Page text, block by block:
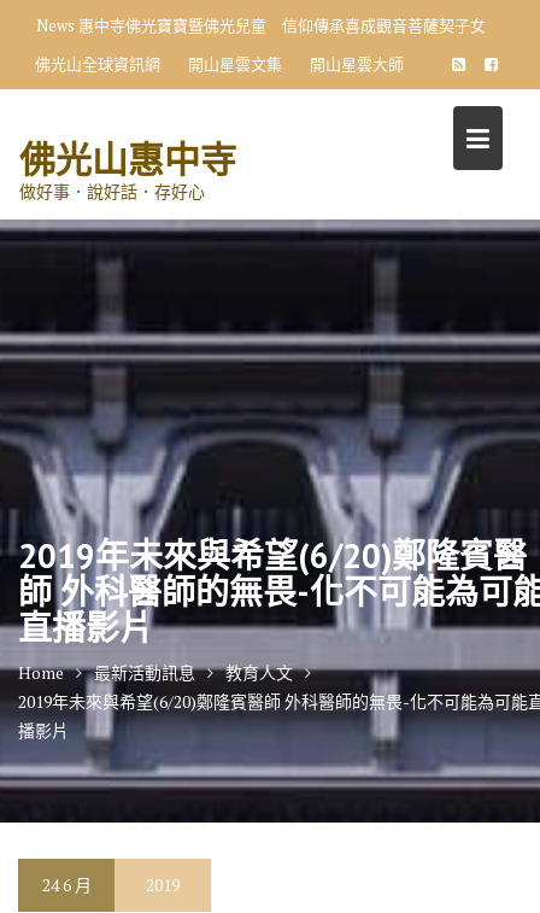
content
News 惠中寺佛光寶寶暨佛光兒童 信仰傳承喜成觀音菩薩契子女
佛光山全球資訊網
開山星雲文集 開山星雲大師
佛光山惠中寺
做好事．說好話．存好心
2019年未來與希望(6/20)鄭隆賓醫
師 外科醫師的無畏-化不可能為可
直播影片
Home 最新活動訊息
教育人文
2019年未來與希望(6/20)鄭隆賓醫師 外科醫師的無畏-化不可能為可能
播影片
246 月 2019